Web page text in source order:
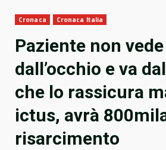
Cronaca Cronaca Italia
Paziente non
dall’occhio e va
che lo rassicura
ictus, avrà
risarcimento